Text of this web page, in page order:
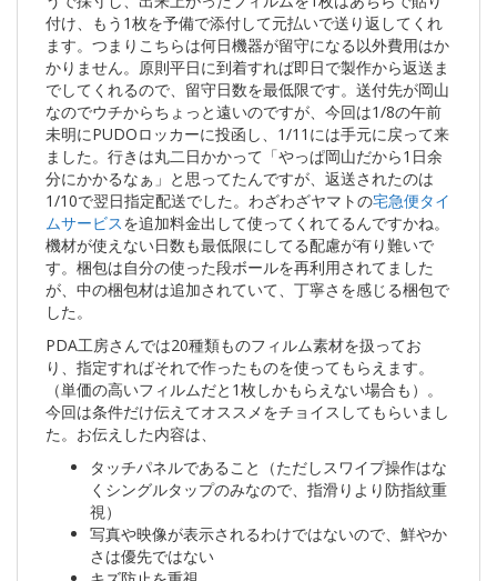
付け、もう1枚を予備で添付して元払いで送り返してくれ
ます。つまりこちらは何日機器が留守になる以外費用はか
かりません。原則平日に到着すれば即日で製作から返送ま
でしてくれるので、留守日数を最低限です。送付先が岡山
なのでウチからちょっと遠いのですが、今回は1/8の午前
未明にPUDOロッカーに投函し、1/11には手元に戻って来
ました。行きは丸二日かかって「やっぱ岡山だから1日余
分にかかるなぁ」と思ってたんですが、返送されたのは
1/10で翌日指定配送でした。わざわざヤマトの宅急便タイ
ムサービスを追加料金出して使ってくれてるんですかね。
機材が使えない日数も最低限にしてる配慮が有り難いで
す。梱包は自分の使った段ボールを再利用されてました
が、中の梱包材は追加されていて、丁寧さを感じる梱包で
した。
PDA工房さんでは20種類ものフィルム素材を扱ってお
り、指定すればそれで作ったものを使ってもらえます。
（単価の高いフィルムだと1枚しかもらえない場合も）。
今回は条件だけ伝えてオススメをチョイスしてもらいまし
た。お伝えした内容は、
タッチパネルであること（ただしスワイプ操作はな
くシングルタップのみなので、指滑りより防指紋重
視）
写真や映像が表示されるわけではないので、鮮やか
さは優先ではない